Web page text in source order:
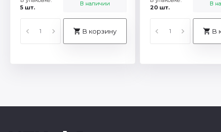
5 шт.
В наличии
В корзину
20 шт.
В
В